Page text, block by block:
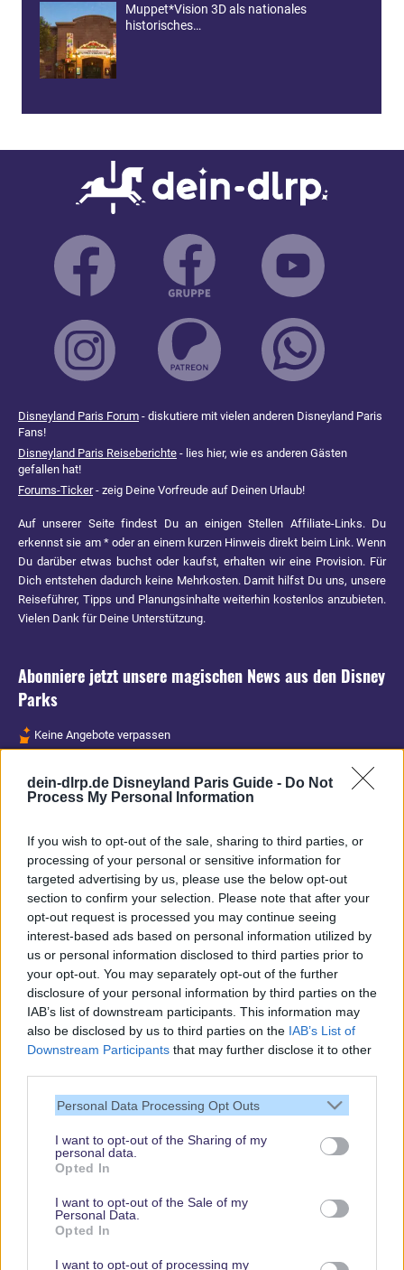
dein-dlrp.de Disneyland Paris Guide - Do Not
Process My Personal Information
If you wish to opt-out of the sale, sharing to third parties, or
processing of your personal or sensitive information for
targeted advertising by us, please use the below opt-out
section to confirm your selection. Please note that after your
opt-out request is processed you may continue seeing
interest-based ads based on personal information utilized by
us or personal information disclosed to third parties prior to
your opt-out. You may separately opt-out of the further
disclosure of your personal information by third parties on the
IAB’s list of downstream participants. This information may
also be disclosed by us to third parties on the IAB’s List of
Downstream Participants that may further disclose it to other
Personal Data Processing Opt Outs
I want to opt-out of the Sharing of my
personal data.
Opted In
I want to opt-out of the Sale of my
Personal Data.
Opted In
I want to opt-out of processing my
Muppet*Vision 3D als nationales
historisches…
Disneyland Paris Forum - diskutiere mit vielen anderen Disneyland Paris
Fans!
Disneyland Paris Reiseberichte - lies hier, wie es anderen Gästen
gefallen hat!
Forums-Ticker- zeig Deine Vorfreude auf Deinen Urlaub!
Auf unserer Seite findest Du an einigen Stellen Affiliate-Links. Du
erkennst sie am * oder an einem kurzen Hinweis direkt beim Link. Wenn
Du darüber etwas buchst oder kaufst, erhalten wir eine Provision. Für
Dich entstehen dadurch keine Mehrkosten. Damit hilfst Du uns, unsere
Reiseführer, Tipps und Planungsinhalte weiterhin kostenlos anzubieten.
Vielen Dank für Deine Unterstützung.
Abonniere jetzt unsere magischen News aus den Disney
Parks
Keine Angebote verpassen
Spannende Lesetipps
Vielen Dank,
dass Du unsere
Seite liest.
Schau regelmäßig
© dein-dlrp | Einige Elemente ©Disney. dein-dlrp ist ein Reiseführer für